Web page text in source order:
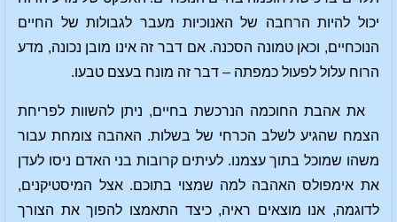
יכול להיות הרחבה של האנוכיות מעבר לגבולות של החיים
הנוכחיים, וכאן טמונה הסכנה. אם דבר זה אינו מובן נכונה, מדע
הרוח עלול לפעול כמפתה – דבר זה מונח בעצם טבעו.
את אהבת החוכמה הנרכשת בחיים, ניתן להשוות לפריחת
הצמח שהגיע לשלב הכרחי של בשלות. האהבה צומחת עבור
משהו שמוכל בתוך עצמנו. לעיתים קרובות בני האדם ניסו לעדן
את אימפולס האהבה למה שמצוי בתוכם. אצל המיסטיקנים,
לדוגמה, אנו מוצאים ראיה, כיצד התאמצו להפוך את הצורך